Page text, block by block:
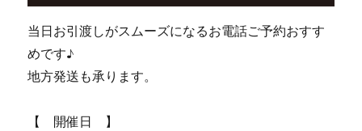
当日お引渡しがスムーズになるお電話ご予約おすす
めです♪
地方発送も承ります。
【 開催日 】